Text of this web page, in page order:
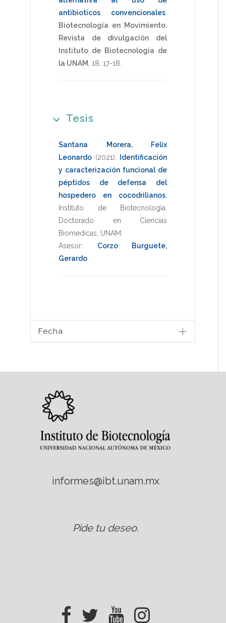
antibioticos convencionales.
Biotecnología en Movimiento.
Revista de divulgación del
Instituto de Biotecnología de
la UNAM 18 17-18
Tesis
Santana Morera, Felix
Leonardo (2021)
Identificación
y caracterización funcional de
péptidos de defensa del
hospedero en cocodrilianos.
Instituto de Biotecnologia
Doctorado en Ciencias
Biomedicas UNAM
Asesor: Corzo Burguete,
Gerardo
Fecha
informes@ibt.unam.mx
Pide tu deseo.